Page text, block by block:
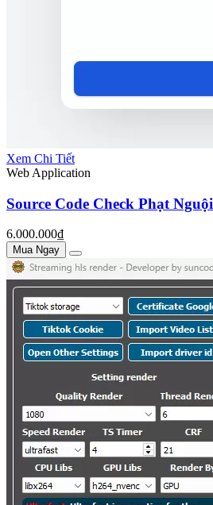
Xem Chi Tiết
Web Application
Source Code Check Phạt Nguội
6.000.000₫
Mua Ngay